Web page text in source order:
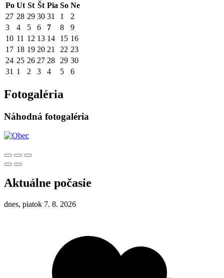
Po Ut St Št Pia So Ne
27 28 29 30 31 1
2
3
4 5 6 7 8
9
10 11 12 13 14 15 16
17 18 19 20 21 22 23
24 25 26 27 28 29 30
31 1 2 3 4 5 6
Fotogaléria
Náhodná fotogaléria
Aktuálne počasie
dnes, piatok 7. 8. 2026